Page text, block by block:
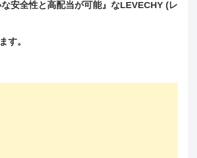
安全性と高配当が可能』なLEVECHY (レ
す。